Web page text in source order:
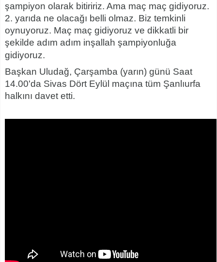
şampiyon olarak bitiririz. Ama maç maç gidiyoruz.
2. yarıda ne olacağı belli olmaz. Biz temkinli
oynuyoruz. Maç maç gidiyoruz ve dikkatli bir
şekilde adım adım inşallah şampiyonluğa
gidiyoruz.
Başkan Uludağ, Çarşamba (yarın) günü Saat
14.00'da Sivas Dört Eylül maçına tüm Şanlıurfa
halkını davet etti.